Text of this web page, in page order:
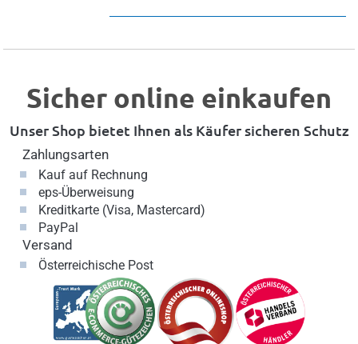
Sicher online einkaufen
Unser Shop bietet Ihnen als Käufer sicheren Schutz
Zahlungsarten
Kauf auf Rechnung
eps-Überweisung
Kreditkarte (Visa, Mastercard)
PayPal
Versand
Österreichische Post